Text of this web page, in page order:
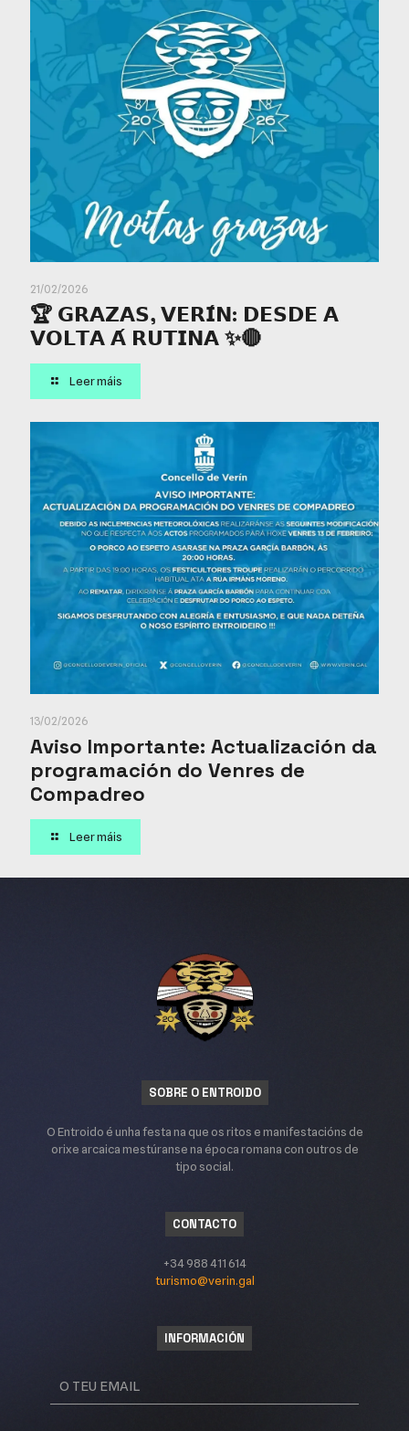
21/02/2026
🏆 𝗚𝗥𝗔𝗭𝗔𝗦, 𝗩𝗘𝗥𝗜́𝗡: 𝗗𝗘𝗦𝗗𝗘 𝗔
𝗩𝗢𝗟𝗧𝗔 𝗔́ 𝗥𝗨𝗧𝗜𝗡𝗔 ✨🔴
Leer máis
13/02/2026
Aviso Importante: Actualización da
programación do Venres de
Compadreo
Leer máis
SOBRE O ENTROIDO
O Entroido é unha festa na que os ritos e manifestacións de
orixe arcaica mestúranse na época romana con outros de
tipo social.
CONTACTO
+34 988 411 614
turismo@verin.gal
INFORMACIÓN